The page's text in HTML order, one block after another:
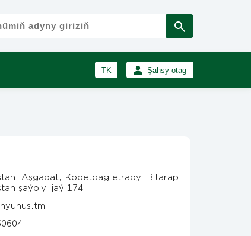
TK
RU
Şahsy otag
Aşgabat, Köpetdag etraby, Bitarap
şaýoly, jaý 174